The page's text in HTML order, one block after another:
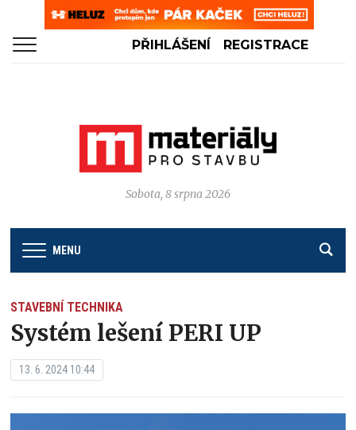
PŘIHLÁŠENÍ REGISTRACE
Sobota, 8 srpna 2026
MENU
STAVEBNÍ TECHNIKA
Systém lešení PERI UP
13. 6. 2024 10:44